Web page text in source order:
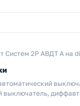
Систем 2P АВДТ А на
выключатель,